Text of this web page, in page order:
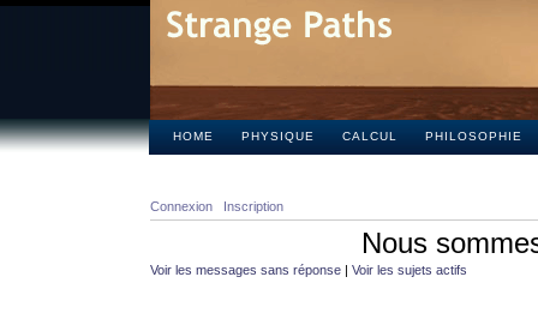
HOME PHYSIQUE CALCUL PHILOSOPHIE
Connexion Inscription
Nous
Voir les messages sans réponse | Voir les sujets actifs